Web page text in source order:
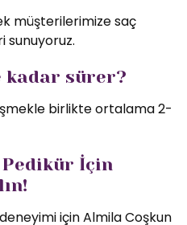
müşterilerimize saç
sunuyoruz.
kadar sürer?
birlikte ortalama 2-
Pedikür İçin
için Almila Coşkun